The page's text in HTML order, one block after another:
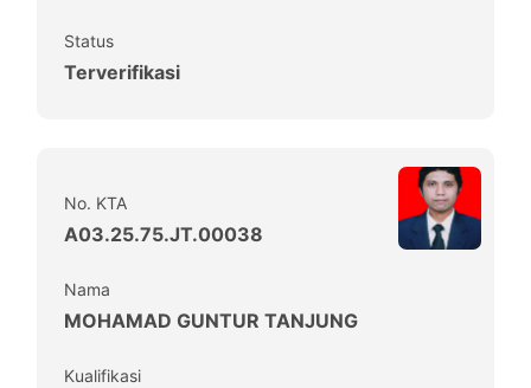
Status
Terverifikasi
No. KTA
A03.25.75.JT.00038
Nama
MOHAMAD GUNTUR TANJUNG
Kualifikasi